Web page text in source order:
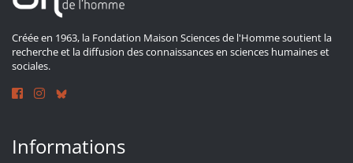
Créée en 1963, la Fondation Maison Sciences de l'Homme soutient la
recherche et la diffusion des connaissances en sciences humaines et
sociales.
Informations